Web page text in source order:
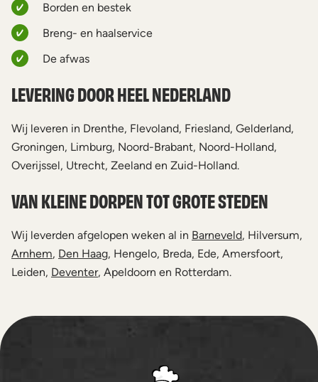
Borden en bestek
Breng- en haalservice
De afwas
LEVERING DOOR HEEL NEDERLAND
Wij leveren in Drenthe, Flevoland, Friesland, Gelderland,
Groningen, Limburg, Noord-Brabant, Noord-Holland,
Overijssel, Utrecht, Zeeland en Zuid-Holland.
VAN KLEINE DORPEN TOT GROTE STEDEN
Wij leverden afgelopen weken al in Barneveld, Hilversum,
Arnhem, Den Haag, Hengelo, Breda, Ede, Amersfoort,
Leiden, Deventer, Apeldoorn en Rotterdam.